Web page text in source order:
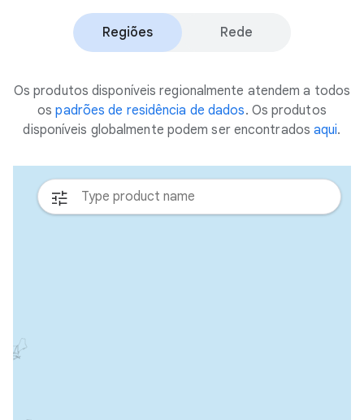
Regiões Rede
Os produtos disponíveis regionalmente atendem a todos
ospadrões de residência de dados. Os produtos
disponíveis globalmente podem ser encontradosaqui.